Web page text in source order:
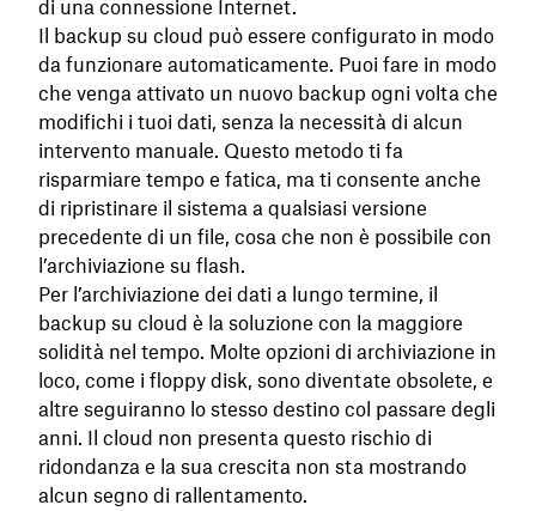
di una connessione Internet.
Il backup su cloud può essere configurato in modo
da funzionare automaticamente. Puoi fare in modo
che venga attivato un nuovo backup ogni volta che
modifichi i tuoi dati, senza la necessità di alcun
intervento manuale. Questo metodo ti fa
risparmiare tempo e fatica, ma ti consente anche
di ripristinare il sistema a qualsiasi versione
precedente di un file, cosa che non è possibile con
l’archiviazione su flash.
Per l’archiviazione dei dati a lungo termine, il
backup su cloud è la soluzione con la maggiore
solidità nel tempo. Molte opzioni di archiviazione in
loco, come i floppy disk, sono diventate obsolete, e
altre seguiranno lo stesso destino col passare degli
anni. Il cloud non presenta questo rischio di
ridondanza e la sua crescita non sta mostrando
alcun segno di rallentamento.